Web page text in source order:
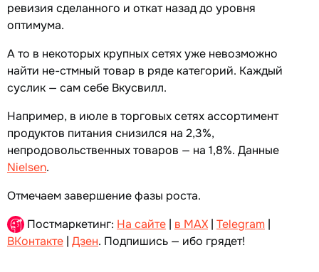
ревизия сделанного и откат назад до уровня
оптимума.
А то в некоторых крупных сетях уже невозможно
найти не-стмный товар в ряде категорий. Каждый
суслик — сам себе Вкусвилл.
Например, в июле в торговых сетях ассортимент
продуктов питания снизился на 2,3%,
непродовольственных товаров — на 1,8%. Данные
Nielsen.
Отмечаем завершение фазы роста.
Постмаркетинг: На сайте | в MAX | Telegram |
ВКонтакте | Дзен. Подпишись — ибо грядет!